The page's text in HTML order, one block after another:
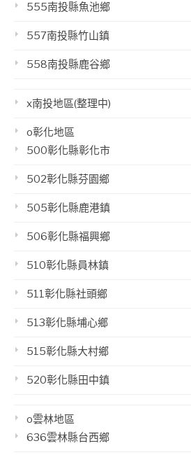
555南投縣魚池鄉
557南投縣竹山鎮
558南投縣鹿谷鄉
x南投地區(整理中)
o彰化地區
500彰化縣彰化市
502彰化縣芬園鄉
505彰化縣鹿港鎮
506彰化縣福興鄉
510彰化縣員林鎮
511彰化縣社頭鄉
513彰化縣埔心鄉
515彰化縣大村鄉
520彰化縣田中鎮
o雲林地區
636雲林縣台西鄉